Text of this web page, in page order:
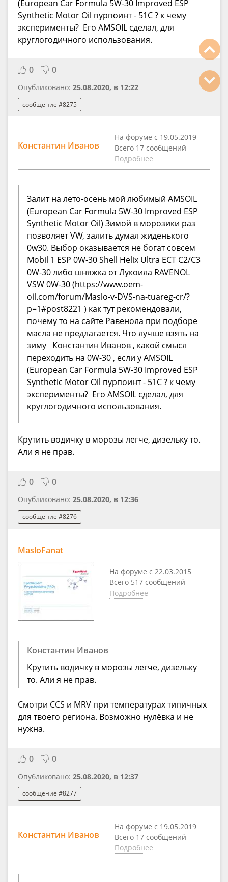
(European Car Formula 5W-30 Improved ESP
Synthetic Motor Oil пурпоинт - 51С ? к чему
эксперименты? Его AMSOIL сделал, для
круглогодичного использования.
0 0
Опубликовано: 25.08.2020, в 12:22
сообщение #8275
Константин Иванов
На форуме с 19.05.2019
Всего 17 сообщений
Подробнее
Залит на лето-осень мой любимый AMSOIL
(European Car Formula 5W-30 Improved ESP
Synthetic Motor Oil) Зимой в морозики раз
позволяет VW, залить думал жиденького
0w30. Выбор оказывается не богат совсем
Mobil 1 ESP 0W-30 Shell Helix Ultra ECT C2/C3
0W-30 либо шняжка от Лукоила RAVENOL
VSW 0W-30 (https://www.oem-
oil.com/forum/Maslo-v-DVS-na-tuareg-cr/?
p=1#post8221 ) как тут рекомендовали,
почему то на сайте Равенола при подборе
масла не предлагается. Что лучше взять на
зиму Константин Иванов , какой смысл
переходить на 0W-30 , если у AMSOIL
(European Car Formula 5W-30 Improved ESP
Synthetic Motor Oil пурпоинт - 51С ? к чему
эксперименты? Его AMSOIL сделал, для
круглогодичного использования.
Крутить водичку в морозы легче, дизельку то.
Али я не прав.
0 0
Опубликовано: 25.08.2020, в 12:36
сообщение #8276
MasloFanat
На форуме с 22.03.2015
Всего 517 сообщений
Подробнее
Константин Иванов
Крутить водичку в морозы легче, дизельку
то. Али я не прав.
Смотри CCS и MRV при температурах типичных
для твоего региона. Возможно нулёвка и не
нужна.
0 0
Опубликовано: 25.08.2020, в 12:37
сообщение #8277
Константин Иванов
На форуме с 19.05.2019
Всего 17 сообщений
Подробнее